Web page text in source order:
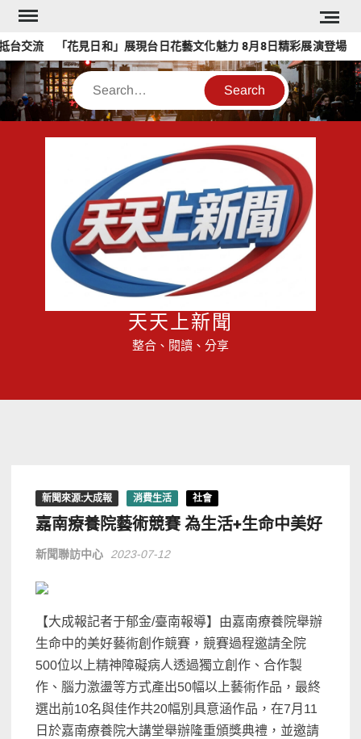
Skip
content
交流 「花見日和」展現台日花藝文化魅力 8月8日精彩展演登場
Search
天天上新聞
整合、閱讀、分享
新聞來源:大成報 消費生活 社會
嘉南療養院藝術競賽 為生活+生命中美好
新聞聯訪中心 2023-07-12
【大成報記者于郁金/臺南報導】由嘉南療養院舉辦
生命中的美好藝術創作競賽，競賽過程邀請全院
500位以上精神障礙病人透過獨立創作、合作製
作、腦力激盪等方式產出50幅以上藝術作品，最終
選出前10名與佳作共20幅別具意涵作品，在7月11
日於嘉南療養院大講堂舉辦隆重頒獎典禮，並邀請